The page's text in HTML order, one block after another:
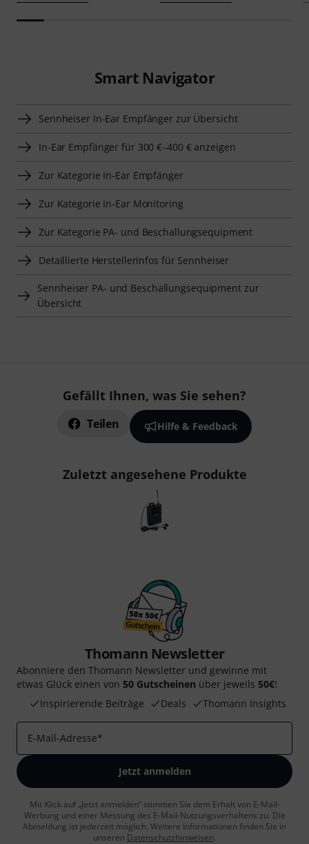
Smart Navigator
Sennheiser In-Ear Empfänger zur Übersicht
In-Ear Empfänger für 300 €–400 € anzeigen
Zur Kategorie In-Ear Empfänger
Zur Kategorie In-Ear Monitoring
Zur Kategorie PA- und Beschallungsequipment
Detaillierte Herstellerinfos für Sennheiser
Sennheiser PA- und Beschallungsequipment zur
Übersicht
Gefällt Ihnen, was Sie sehen?
Teilen Hilfe & Feedback
Zuletzt angesehene Produkte
Thomann Newsletter
Abonniere den Thomann Newsletter und gewinne mit
etwas Glück einen von 50 Gutscheinen über jeweils 50€!
Inspirierende Beiträge
Deals Thomann Insights
E-Mail-Adresse*
Jetzt anmelden
Mit Klick auf „Jetzt anmelden“ stimmen Sie dem Erhalt von E-Mail-
Werbung und einer Messung des E-Mail-Nutzungsverhaltens zu. Die
Abmeldung ist jederzeit möglich. Weitere Informationen finden Sie in
unseren Datenschutzhinweisen.